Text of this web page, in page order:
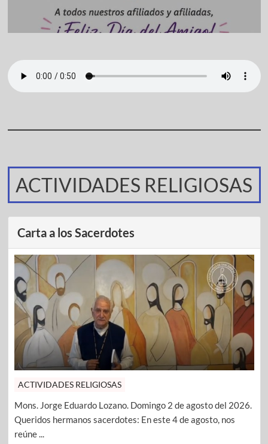
ACTIVIDADES RELIGIOSAS
Carta a los Sacerdotes
ACTIVIDADES RELIGIOSAS
Mons. Jorge Eduardo Lozano. Domingo 2 de agosto del 2026.
Queridos hermanos sacerdotes: En este 4 de agosto, nos
reúne ...